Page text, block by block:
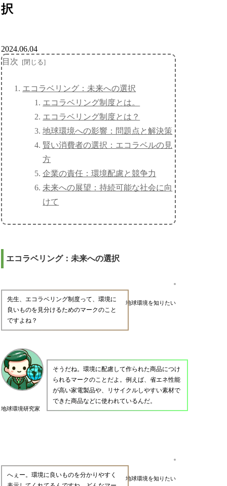
択
2024.06.04
目次
エコラベリング：未来への選択
エコラベリング制度とは。
エコラベリング制度とは？
地球環境への影響：問題点と解決策
賢い消費者の選択：エコラベルの見
方
企業の責任：環境配慮と競争力
未来への展望：持続可能な社会に向
けて
エコラベリング：未来への選択
地球環境を知りたい
先生、エコラベリング制度って、環境に
良いものを見分けるためのマークのこと
ですよね？
地球環境研究家
そうだね。環境に配慮して作られた商品につけ
られるマークのことだよ。例えば、省エネ性能
が高い家電製品や、リサイクルしやすい素材で
できた商品などに使われているんだ。
地球環境を知りたい
へぇー。環境に良いものを分かりやすく